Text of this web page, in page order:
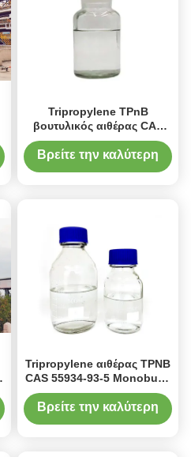
Tripropylene TPnB
βουτυλικός αιθέρας CAS
55934-93-5 τρι γλυκόλης
προπυλενίου αιθέρα
Βρείτε την καλύτερη
Tripropylene αιθέρας TPNB
CAS 55934-93-5 Monobutyl
γλυκόλης
Βρείτε την καλύτερη